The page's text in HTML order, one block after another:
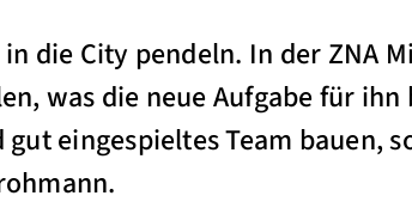
die City pendeln. In der ZNA
was die neue Aufgabe für ihn
eingespieltes Team bauen,